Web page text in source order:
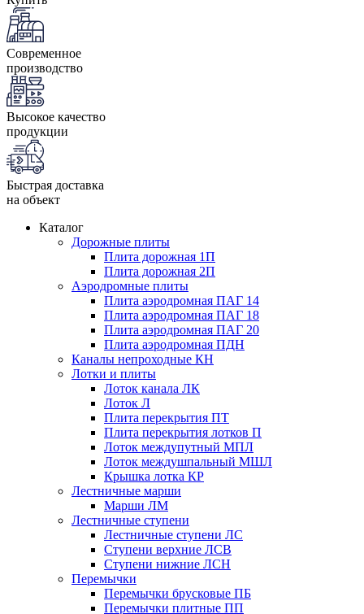
Современное
производство
Высокое качество
продукции
Быстрая доставка
на объект
Каталог
Дорожные плиты
Плита дорожная 1П
Плита дорожная 2П
Аэродромные плиты
Плита аэродромная ПАГ 14
Плита аэродромная ПАГ 18
Плита аэродромная ПАГ 20
Плита аэродромная ПДН
Каналы непроходные КН
Лотки и плиты
Лоток канала ЛК
Лоток Л
Плита перекрытия ПТ
Плита перекрытия лотков П
Лоток междупутный МПЛ
Лоток междушпальный МШЛ
Крышка лотка КР
Лестничные марши
Марши ЛМ
Лестничные ступени
Лестничные ступени ЛС
Ступени верхние ЛСВ
Ступени нижние ЛСН
Перемычки
Перемычки брусковые ПБ
Перемычки плитные ПП